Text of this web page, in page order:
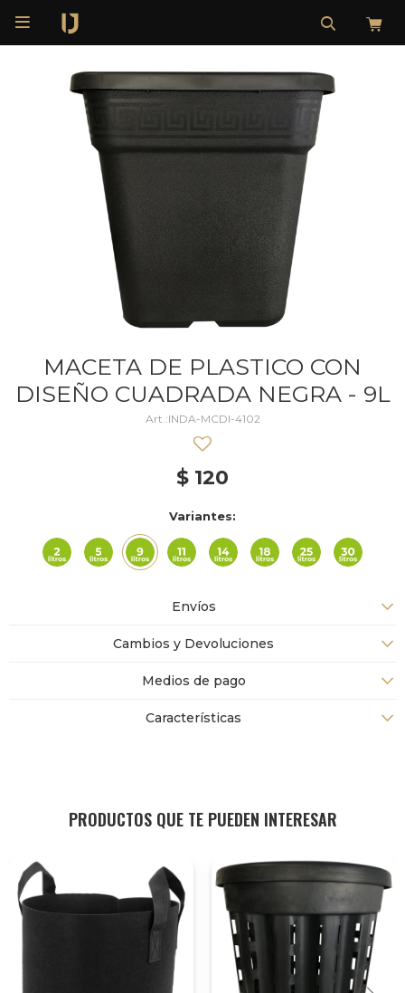

MACETA DE PLASTICO CON
DISEÑO CUADRADA NEGRA - 9L
INDA-MCDI-4102
$ 120
Variantes:
Envíos
Cambios y Devoluciones
Medios de pago
Características
PRODUCTOS QUE TE PUEDEN INTERESAR